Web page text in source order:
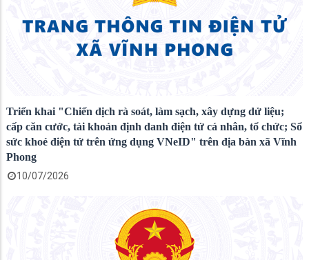
Triển khai "Chiến dịch rà soát, làm sạch, xây dựng dử liệu;
cấp căn cước, tài khoản định danh điện tử cá nhân, tổ chức; Sổ
sức khoẻ điện tử trên ứng dụng VNeID" trên địa bàn xã Vĩnh
Phong
10/07/2026